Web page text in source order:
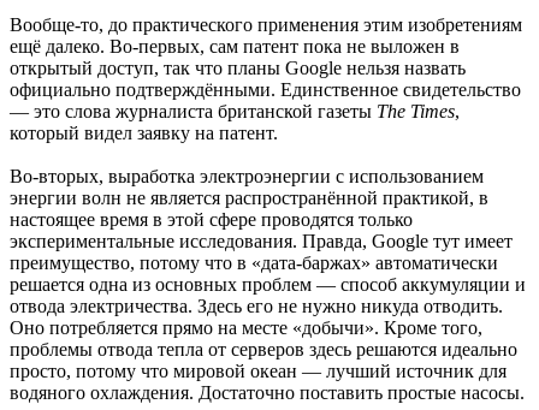
Вообще-то, до практического применения этим изобретениям
ещё далеко. Во-первых, сам патент пока не выложен в
открытый доступ, так что планы Google нельзя назвать
официально подтверждёнными. Единственное свидетельство
— это слова журналиста британской газеты The Times,
который видел заявку на патент.
Во-вторых, выработка электроэнергии с использованием
энергии волн не является распространённой практикой, в
настоящее время в этой сфере проводятся только
экспериментальные исследования. Правда, Google тут имеет
преимущество, потому что в «дата-баржах» автоматически
решается одна из основных проблем — способ аккумуляции и
отвода электричества. Здесь его не нужно никуда отводить.
Оно потребляется прямо на месте «добычи». Кроме того,
проблемы отвода тепла от серверов здесь решаются идеально
просто, потому что мировой океан — лучший источник для
водяного охлаждения. Достаточно поставить простые насосы.